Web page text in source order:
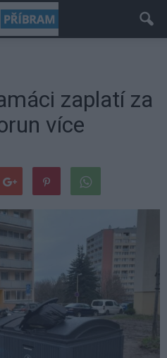
zaplatí za
více